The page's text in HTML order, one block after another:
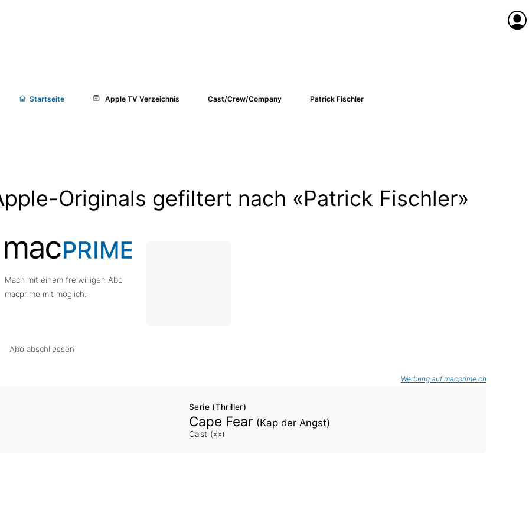
Startseite Apple TV Verzeichnis Cast/Crew/Company Patrick Fischler
Originals gefiltert nach «Patrick Fischler»
Mach mit einem freiwilligen Abo
macprime mit möglich.
Abo abschliessen
Werbung auf macprime.ch
Serie (Thriller)
Cape Fear (Kap der Angst)
Cast («»)